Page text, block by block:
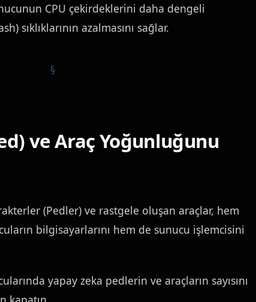
CPU çekirdeklerini daha dengeli
sıklıklarının azalmasını sağlar.
ve Araç Yoğunluğunu
(Pedler) ve rastgele oluşan araçlar, hem
bilgisayarlarını hem de sunucu işlemcisini
yapay zeka pedlerin ve araçların sayısını